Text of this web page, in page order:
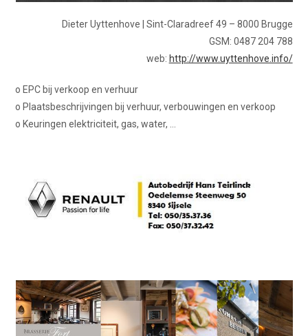
Dieter Uyttenhove | Sint-Claradreef 49 – 8000 Brugge
GSM: 0487 204 788
web: http://www.uyttenhove.info/
o EPC bij verkoop en verhuur
o Plaatsbeschrijvingen bij verhuur, verbouwingen en verkoop
o Keuringen elektriciteit, gas, water, …